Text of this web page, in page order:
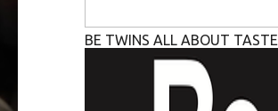
BE TWINS ALL ABOUT TASTE